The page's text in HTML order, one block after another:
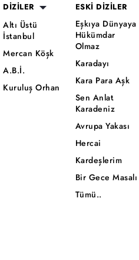
DİZİLER
Altı Üstü
İstanbul
Mercan Köşk
A.B.İ.
Kuruluş Orhan
ESKİ DİZİLER
Eşkıya Dünyaya
Hükümdar
Olmaz
Karadayı
Kara Para Aşk
Sen Anlat
Karadeniz
Avrupa Yakası
Hercai
Kardeşlerim
Bir Gece Masalı
Tümü..